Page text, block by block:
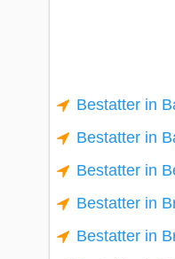
Bestatter in
Bestatter in
Bestatter in
Bestatter in
Bestatter in